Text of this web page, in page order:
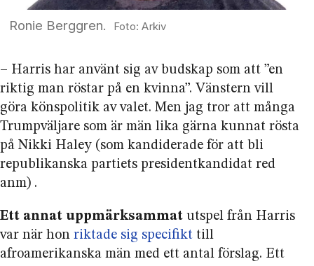
Ronie Berggren. Arkiv
– Harris har använt sig av budskap som att ”en
riktig man röstar på en kvinna”. Vänstern vill
göra könspolitik av valet. Men jag tror att många
Trumpväljare som är män lika gärna kunnat rösta
på Nikki Haley (som kandiderade för att bli
republikanska partiets presidentkandidat red
anm) .
Ett annat uppmärksammat utspel från Harris
var när hon riktade sig specifikt till
afroamerikanska män med ett antal förslag. Ett